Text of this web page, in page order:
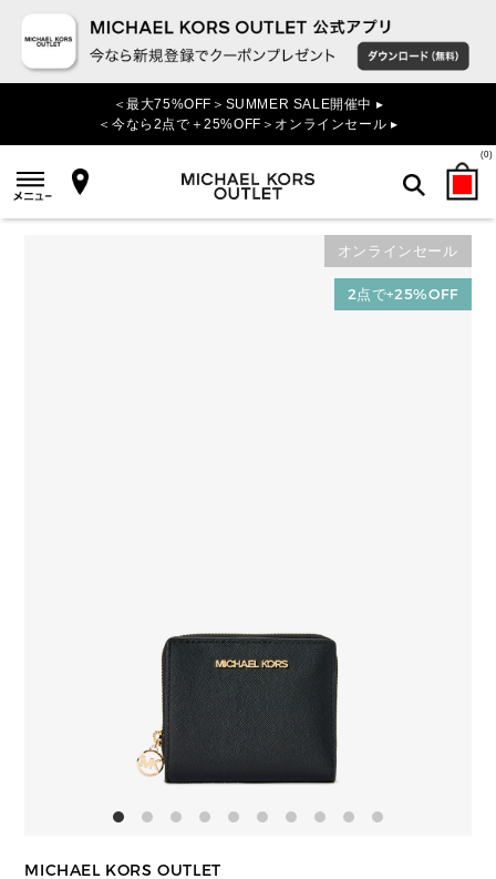
＜最大75%OFF＞SUMMER SALE開催中 ▸
＜今なら2点で＋25%OFF＞オンラインセール ▸
(0)
検索
オンラインセール
2点で+25%OFF
MICHAEL KORS OUTLET